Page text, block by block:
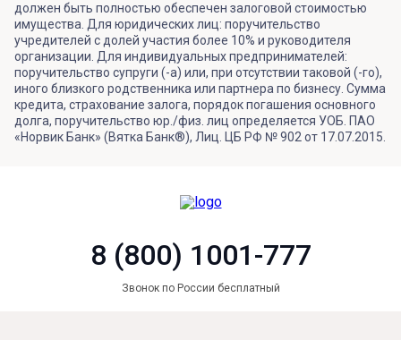
должен быть полностью обеспечен залоговой стоимостью
имущества. Для юридических лиц: поручительство
учредителей с долей участия более 10% и руководителя
организации. Для индивидуальных предпринимателей:
поручительство супруги (-а) или, при отсутствии таковой (-го),
иного близкого родственника или партнера по бизнесу. Сумма
кредита, страхование залога, порядок погашения основного
долга, поручительство юр./физ. лиц определяется УОБ. ПАО
«Норвик Банк» (Вятка Банк®), Лиц. ЦБ РФ № 902 от 17.07.2015.
8 (800) 1001-777
Звонок по России бесплатный